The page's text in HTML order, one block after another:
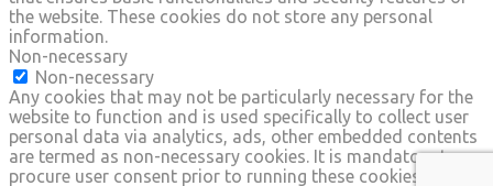
the website. These cookies do not store any personal
information.
Non-necessary
Non-necessary
Any cookies that may not be particularly necessary for the
website to function and is used specifically to collect user
personal data via analytics, ads, other embedded contents
are termed as non-necessary cookies. It is mandatory to
procure user consent prior to running these cookies on